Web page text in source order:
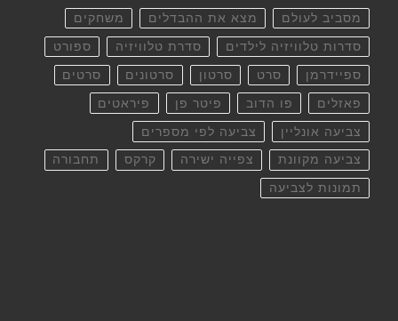
מסביב לעולם מצא את ההבדלים משחקים
סדרות טלוויזיה לילדים סדרת טלוויזיה ספורט
ספיידרמן סרט סרטון סרטונים סרטים
פאזלים פו הדוב פיטר פן פיראטים
צביעה אונליין צביעה לפי מספרים
צביעה מקוונת צפייה ישירה קרקס תחבורה
תמונות לצביעה